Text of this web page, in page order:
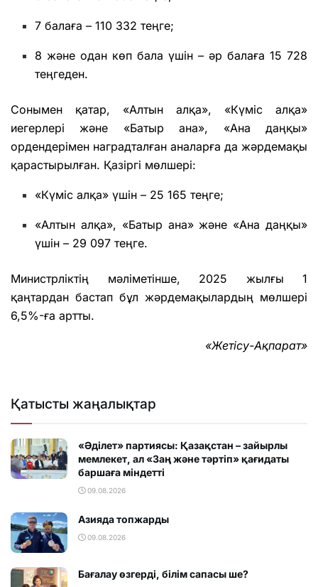
7 балаға – 110 332 теңге;
8 және одан көп бала үшін – әр балаға 15 728
теңгеден.
Сонымен қатар, «Алтын алқа», «Күміс алқа»
иегерлері және «Батыр ана», «Ана даңқы»
ордендерімен наградталған аналарға да жәрдемақы
қарастырылған. Қазіргі мөлшері:
«Күміс алқа» үшін – 25 165 теңге;
«Алтын алқа», «Батыр ана» және «Ана даңқы»
үшін – 29 097 теңге.
Министрліктің мәліметінше, 2025 жылғы 1
қаңтардан бастап бұл жәрдемақылардың мөлшері
6,5%-ға артты.
«Жетісу-Ақпарат»
Қатысты жаңалықтар
«Әділет» партиясы: Қазақстан – зайырлы
мемлекет, ал «Заң және тәртіп» қағидаты
баршаға міндетті
09.08.2026
Азияда топжарды
09.08.2026
Бағалау өзгерді, білім сапасы ше?